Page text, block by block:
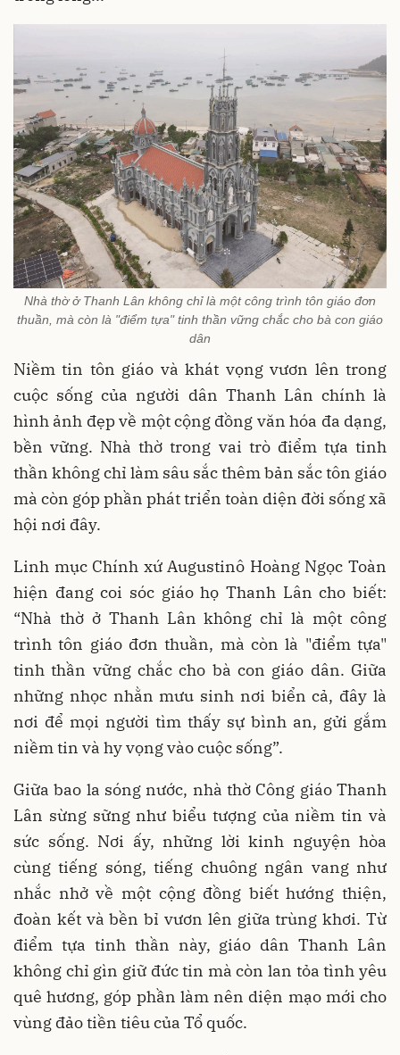
Nhà thờ ở Thanh Lân không chỉ là một công trình tôn giáo đơn
thuần, mà còn là "điểm tựa" tinh thần vững chắc cho bà con giáo
dân
Niềm tin tôn giáo và khát vọng vươn lên trong
cuộc sống của người dân Thanh Lân chính là
hình ảnh đẹp về một cộng đồng văn hóa đa dạng,
bền vững. Nhà thờ trong vai trò điểm tựa tinh
thần không chỉ làm sâu sắc thêm bản sắc tôn giáo
mà còn góp phần phát triển toàn diện đời sống xã
hội nơi đây.
Linh mục Chính xứ Augustinô Hoàng Ngọc Toàn
hiện đang coi sóc giáo họ Thanh Lân cho biết:
“Nhà thờ ở Thanh Lân không chỉ là một công
trình tôn giáo đơn thuần, mà còn là "điểm tựa"
tinh thần vững chắc cho bà con giáo dân. Giữa
những nhọc nhằn mưu sinh nơi biển cả, đây là
nơi để mọi người tìm thấy sự bình an, gửi gắm
niềm tin và hy vọng vào cuộc sống”.
Giữa bao la sóng nước, nhà thờ Công giáo Thanh
Lân sừng sững như biểu tượng của niềm tin và
sức sống. Nơi ấy, những lời kinh nguyện hòa
cùng tiếng sóng, tiếng chuông ngân vang như
nhắc nhở về một cộng đồng biết hướng thiện,
đoàn kết và bền bỉ vươn lên giữa trùng khơi. Từ
điểm tựa tinh thần này, giáo dân Thanh Lân
không chỉ gìn giữ đức tin mà còn lan tỏa tình yêu
quê hương, góp phần làm nên diện mạo mới cho
vùng đảo tiền tiêu của Tổ quốc.